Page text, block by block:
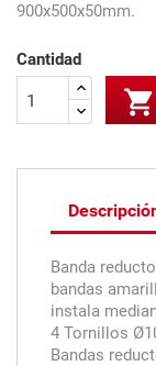
900x500x50mm.
Cantidad

Banda
bandas
instala
4 Tornillos
Bandas